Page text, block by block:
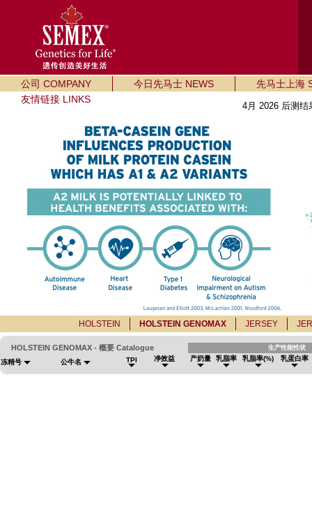
公司 COMPANY 今日先马士 NEWS
先马士上海
友情链接 LINKS
4月 2026 后测
HOLSTEIN HOLSTEIN GENOMAX JERSEY
HOLSTEIN GENOMAX - 概要 Catalogue 生产性能性状
冻精号 公牛名 TPI 净效益 产奶量 乳脂率 乳脂率(%) 乳蛋白率